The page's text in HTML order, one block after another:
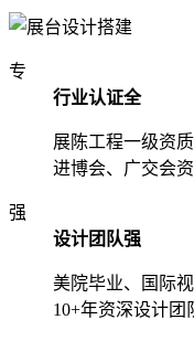
专
行业认证全
展陈工程一级资质
进博会、广交会
强
设计团队强
美院毕业、国际
10+年资深设计团